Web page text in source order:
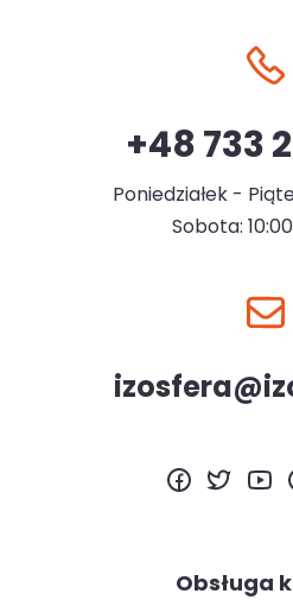
+48 733
Poniedziałek -
Sobota:
Obsługa